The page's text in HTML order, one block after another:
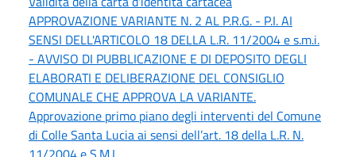
APPROVAZIONE VARIANTE N. 2 AL P.R.G. - P.I. AI
SENSI DELL'ARTICOLO 18 DELLA L.R. 11/2004 e s.m.i.
- AVVISO DI PUBBLICAZIONE E DI DEPOSITO DEGLI
ELABORATI E DELIBERAZIONE DEL CONSIGLIO
COMUNALE CHE APPROVA LA VARIANTE.
Approvazione primo piano degli interventi del Comune
di Colle Santa Lucia ai sensi dell’art. 18 della L.R. N.